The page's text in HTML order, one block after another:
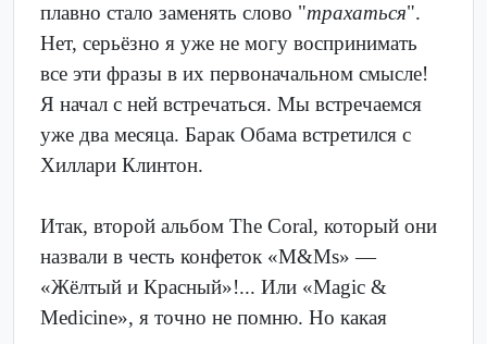
плавно стало заменять слово "трахаться".
Нет, серьёзно я уже не могу воспринимать
все эти фразы в их первоначальном смысле!
Я начал с ней встречаться. Мы встречаемся
уже два месяца. Барак Обама встретился с
Хиллари Клинтон.
Итак, второй альбом The Coral, который они
назвали в честь конфеток «M&Ms» —
«Жёлтый и Красный»!... Или «Magic &
Medicine», я точно не помню. Но какая